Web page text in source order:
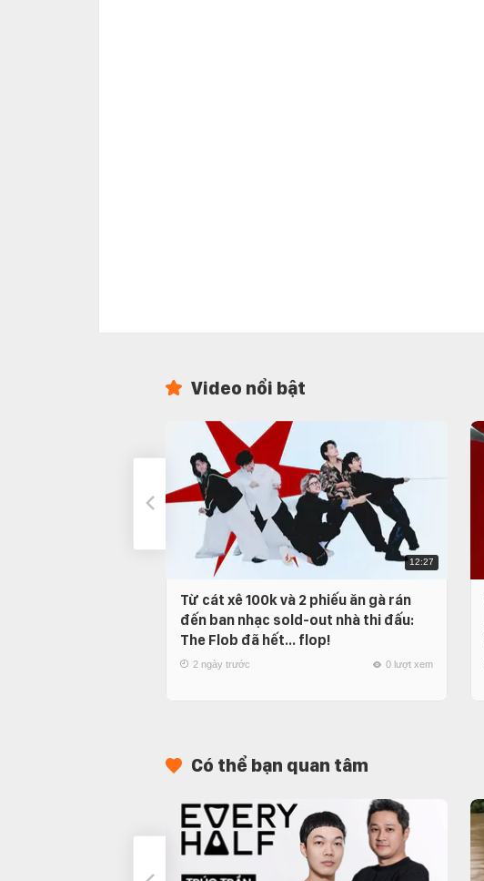
Video nổi bật
12:27
Từ cát xê 100k và 2 phiếu ăn gà rán
đến ban nhạc sold-out nhà thi đấu:
The Flob đã hết… flop!
2 ngày trước 0 lượt xem
Có thể bạn quan tâm